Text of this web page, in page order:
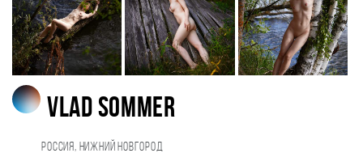
Vlad Sommer
Россия, Нижний Новгород